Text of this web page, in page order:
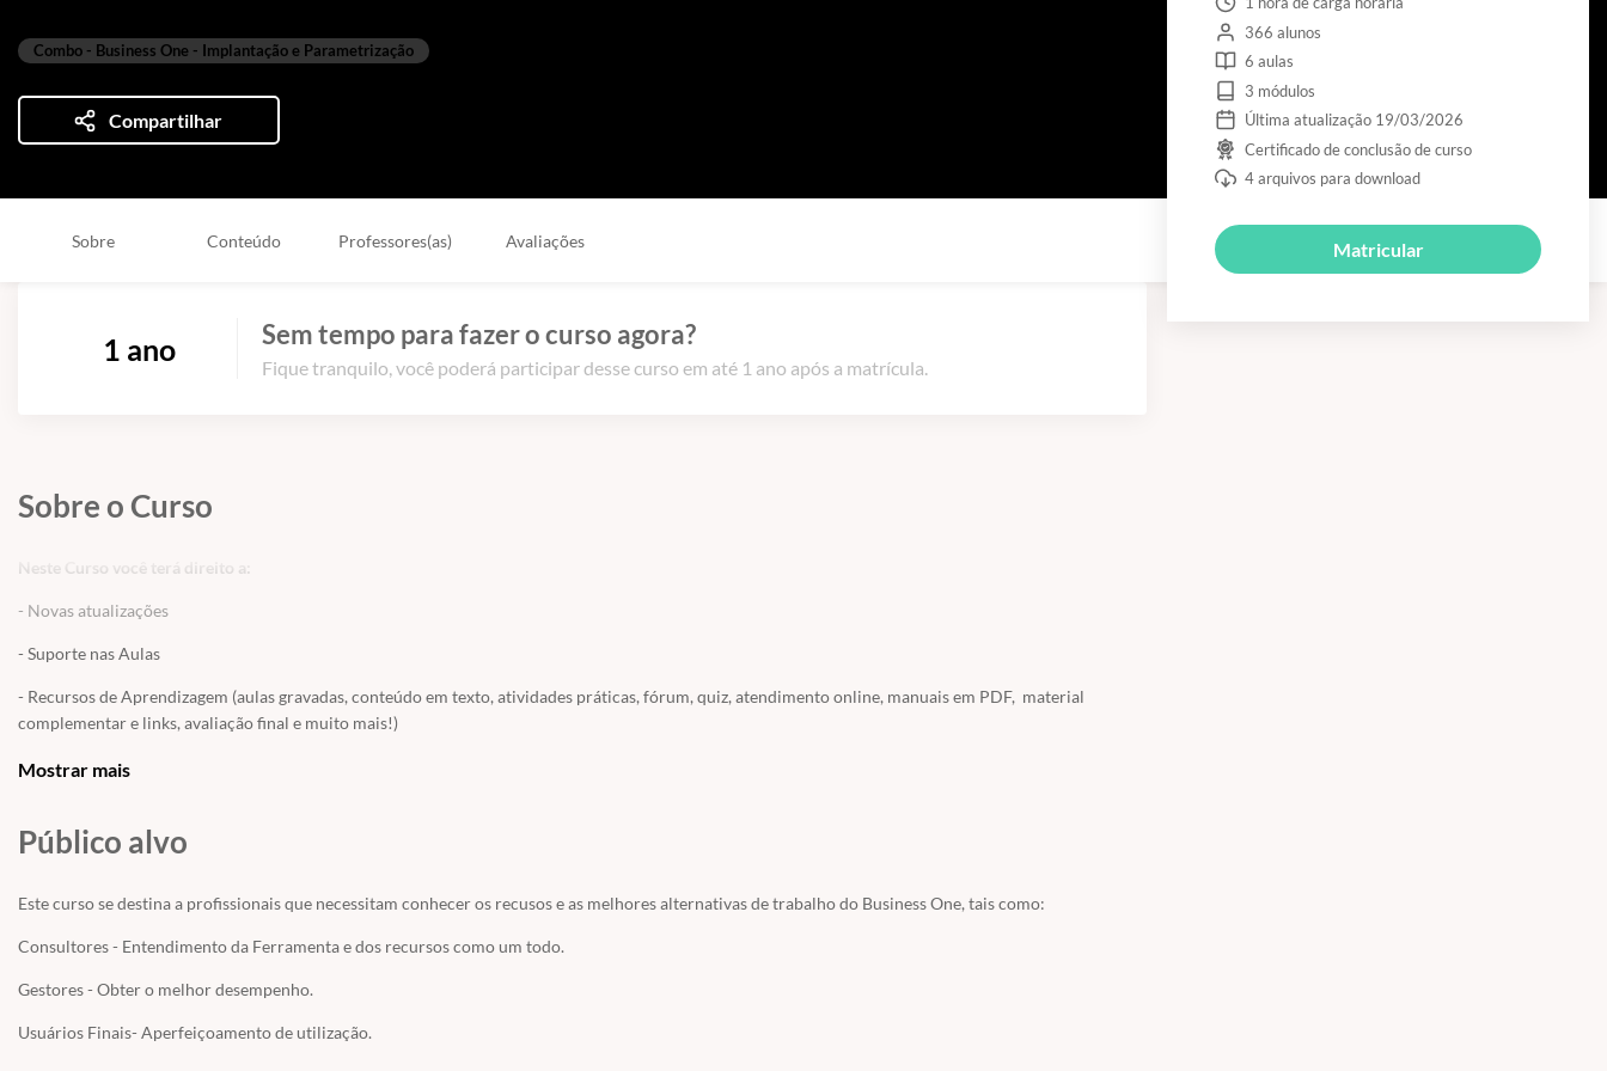
Combo - Business One - Implantação e Parametrização
Compartilhar
Sobre Conteúdo Professores(as) Avaliações
1 ano Sem tempo para fazer o curso agora?
Fique tranquilo, você poderá participar desse curso em até 1 ano após a matrícula.
Sobre o Curso
Neste Curso você terá direito a:
- Novas atualizações
- Suporte nas Aulas
- Recursos de Aprendizagem (aulas gravadas, conteúdo em texto, atividades práticas, fórum, quiz, atendimento online, manuais em PDF, material
complementar e links, avaliação final e muito mais!)
OBS: Este curso gratuito NÃO POSSUI acesso ao BUSINESS ONE. Caso você seja aluno do site ou usuário você pode usar o acesso fornecido para
Mostrar mais
Público alvo
Este curso se destina a profissionais que necessitam conhecer os recusos e as melhores alternativas de trabalho do Business One, tais como:
Consultores - Entendimento da Ferramenta e dos recursos como um todo.
Gestores - Obter o melhor desempenho.
Usuários Finais- Aperfeiçoamento de utilização.
366 alunos
6 aulas
3 módulos
Última atualização 19/03/2026
Certificado de conclusão de curso
4 arquivos para download
Matricular